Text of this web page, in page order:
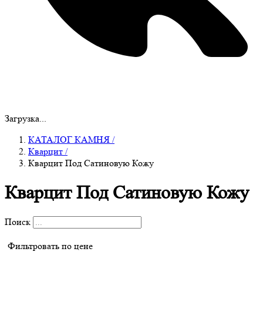
Загрузка...
КАТАЛОГ КАМНЯ /
Кварцит /
Кварцит Под Сатиновую Кожу
Кварцит Под Сатиновую Кожу
Поиск
Фильтровать по цене